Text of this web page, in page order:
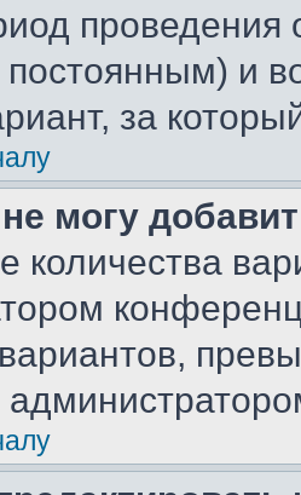
проведения
постоянным) и
за
могу
количества